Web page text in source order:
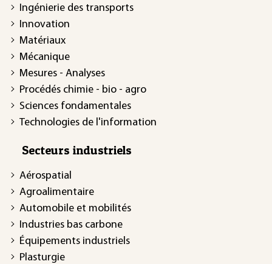
Ingénierie des transports
Innovation
Matériaux
Mécanique
Mesures - Analyses
Procédés chimie - bio - agro
Sciences fondamentales
Technologies de l'information
Secteurs industriels
Aérospatial
Agroalimentaire
Automobile et mobilités
Industries bas carbone
Équipements industriels
Plasturgie